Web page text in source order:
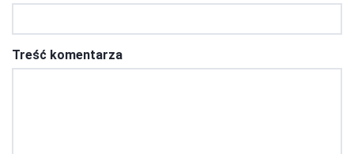
Treść komentarza